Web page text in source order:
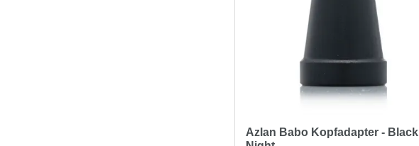
Azlan Babo Kopfadapter - Black